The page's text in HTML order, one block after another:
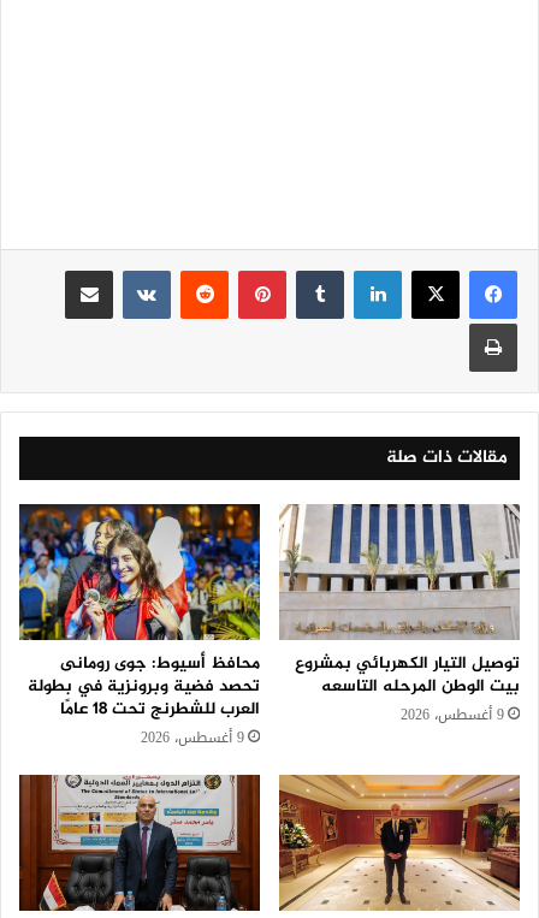
لينكدإن بينتيريست
مقالات ذات صلة
توصيل التيار الكهربائي بمشروع
بيت الوطن المرحله التاسعه
9 أغسطس، 2026
محافظ أسيوط: جوى رومانى
تحصد فضية وبرونزية في بطولة
العرب للشطرنج تحت 18 عامًا
9 أغسطس، 2026